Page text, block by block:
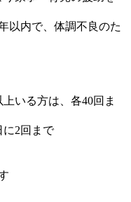
以内で、体調不良のた
いる方は、各40回ま
2回まで